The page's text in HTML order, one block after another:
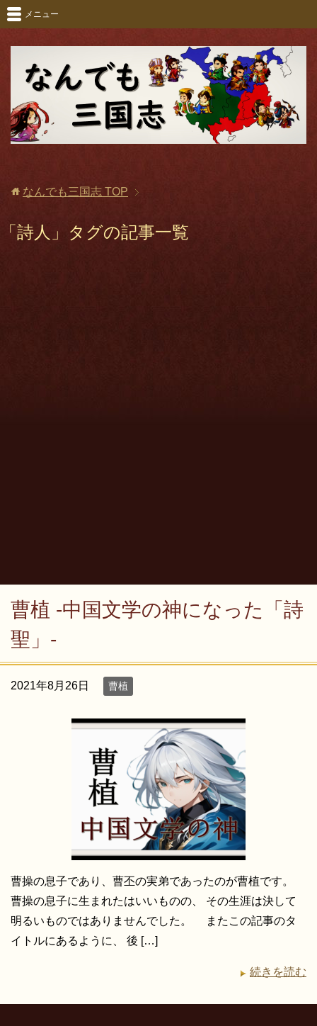
メニュー
なんでも三国志 TOP
「詩人」タグの記事一覧
曹植 -中国文学の神になった「詩
聖」-
2021年8月26日 曹植
曹操の息子であり、曹丕の実弟であったのが曹植です。
曹操の息子に生まれたはいいものの、 その生涯は決して
明るいものではありませんでした。 またこの記事のタ
イトルにあるように、 後 […]
続きを読む